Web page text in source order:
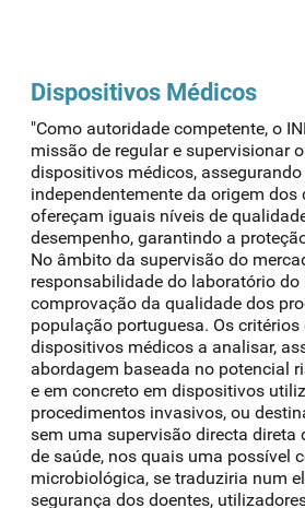
Dispositivos Médicos
"Como autoridade competente, o
missão de regular e supervisionar
dispositivos médicos, assegurando
independentemente da origem dos
ofereçam iguais níveis de
desempenho, garantindo a
No âmbito da supervisão do
responsabilidade do laboratório
comprovação da qualidade dos
população portuguesa. Os critérios
dispositivos médicos a analisar,
abordagem baseada no potencial
e em concreto em dispositivos
procedimentos invasivos, ou
sem uma supervisão directa direta
de saúde, nos quais uma possível
microbiológica, se traduziria num
segurança dos doentes,